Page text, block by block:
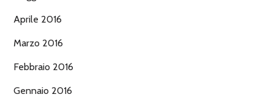
Aprile 2016
Marzo 2016
Febbraio 2016
Gennaio 2016